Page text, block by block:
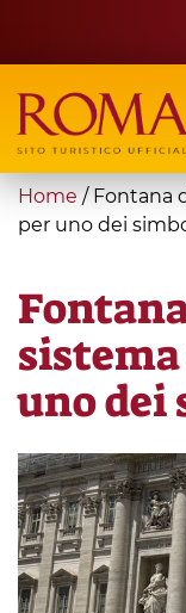
main
content
Search
form
Cerca
You
are
Home / Fontana
per uno dei
sistema
uno dei